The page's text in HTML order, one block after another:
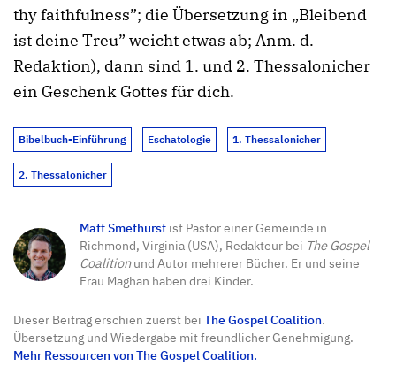
thy faithfulness”; die Übersetzung in „Bleibend
ist deine Treu” weicht etwas ab; Anm. d.
Redaktion), dann sind 1. und 2. Thessalonicher
ein Geschenk Gottes für dich.
Bibelbuch-Einführung Eschatologie 1. Thessalonicher
2. Thessalonicher
Matt Smethurst ist Pastor einer Gemeinde in
Richmond, Virginia (USA), Redakteur bei The Gospel
Coalitionund Autor mehrerer Bücher. Er und seine
Frau Maghan haben drei Kinder.
Dieser Beitrag erschien zuerst bei The Gospel Coalition.
Übersetzung und Wiedergabe mit freundlicher Genehmigung.
Mehr Ressourcen von The Gospel Coalition.